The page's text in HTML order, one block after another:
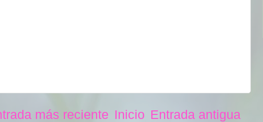
más reciente Entrada antigua
Inicio